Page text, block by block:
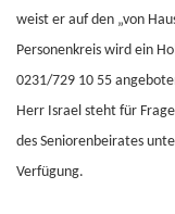
weist er auf den „von
Personenkreis wird ein
0231/729 10 55
Herr Israel steht für
des Seniorenbeirates
Verfügung.